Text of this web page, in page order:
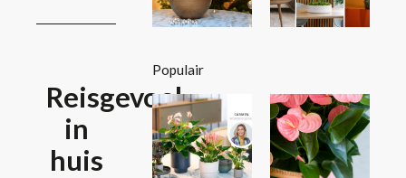
Reisgevoel
in
huis
Populair